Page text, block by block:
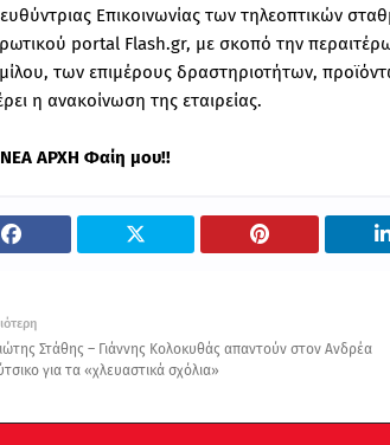
Επικοινωνίας των τηλεοπτικών
portal Flash.gr, με σκοπό την
των επιμέρους δραστηριοτήτων,
η ανακοίνωση της εταιρείας.
ΑΡΧΗ Φαίη μου!!
Στάθης – Γιάννης Κολοκυθάς απαντούν στον Ανδρέα
για τα «χλευαστικά σχόλια»